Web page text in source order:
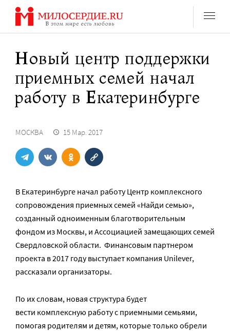
Перейти
содержанию
Новый центр поддержки
приемных семей начал
работу в Екатеринбурге
МОСКВА 15 Мар. 2017
В Екатеринбурге начал работу Центр комплексного
сопровождения приемных семей «Найди семью»,
созданный одноименным благотворительным
фондом из Москвы, и Ассоциацией замещающих семей
Свердловской области. Финансовым партнером
проекта в 2017 году выступает компания Unilever,
рассказали организаторы.
По их словам, новая структура будет
вести комплексную работу с приемными семьями,
помогая родителям и детям, которые только обрели